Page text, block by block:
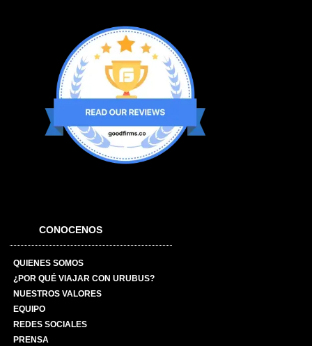
CONOCENOS
QUIENES SOMOS
¿POR QUÉ VIAJAR CON URUBUS?
NUESTROS VALORES
EQUIPO
REDES SOCIALES
PRENSA